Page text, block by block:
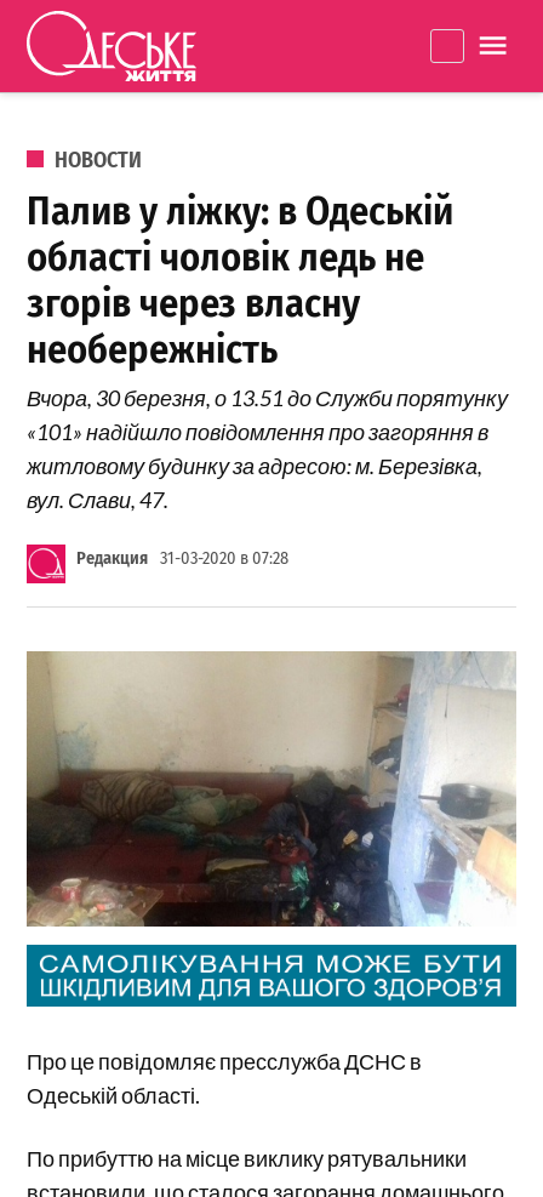
Перейти к содержанию
життя
ОПУБЛИКОВАНО В
НОВОСТИ
Палив у ліжку: в Одеській
області чоловік ледь не
згорів через власну
необережність
Вчора, 30 березня, о 13.51 до Служби порятунку
«101» надійшло повідомлення про загоряння в
житловому будинку за адресою: м. Березівка,
вул. Слави, 47.
Редакция 31-03-2020 в 07:28
Про це повідомляє пресслужба ДСНС в
Одеській області.
По прибуттю на місце виклику рятувальники